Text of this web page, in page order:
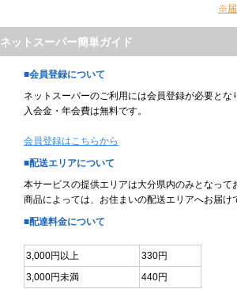
※届
ネットスーパー簡単ガイド
■会員登録について
ネットスーパーのご利用には会員登録が必要とな
入会金・年会費は無料です。
会員登録はこちらから
■配送エリアについて
本サービスの提供エリアは大分県内のみとなって
商品によっては、お住まいの配送エリアへお届け
■配達料金について
3,000円以上
330円
3,000円未満
440円